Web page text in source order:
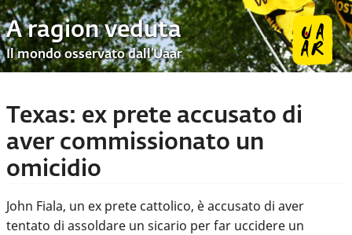
A ragion veduta
Il mondo osservato dall’Uaar
Texas: ex prete accusato di
aver commissionato un
omicidio
John Fiala, un ex prete cattolico, è accusato di aver
tentato di assoldare un sicario per far uccidere un